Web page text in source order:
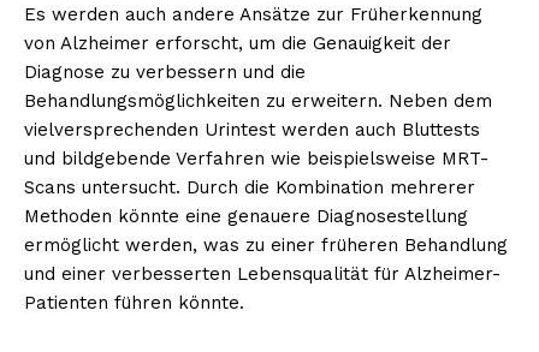
Es werden auch andere Ansätze zur Früherkennung
von Alzheimer erforscht, um die Genauigkeit der
Diagnose zu verbessern und die
Behandlungsmöglichkeiten zu erweitern. Neben dem
vielversprechenden Urintest werden auch Bluttests
und bildgebende Verfahren wie beispielsweise MRT-
Scans untersucht. Durch die Kombination mehrerer
Methoden könnte eine genauere Diagnosestellung
ermöglicht werden, was zu einer früheren Behandlung
und einer verbesserten Lebensqualität für Alzheimer-
Patienten führen könnte.